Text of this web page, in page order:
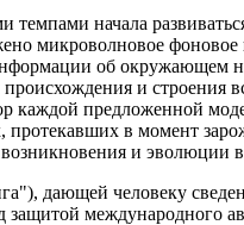
начала
микроволновое
об окружающем
и строения
каждой предложенной
в момент
и эволюции
дающей человеку
международного